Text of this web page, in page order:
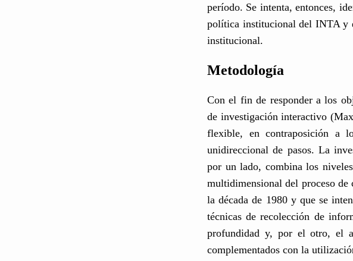
período. Se intenta, entonces,
política institucional del INTA y
institucional.
Metodología
Con el fin de responder a los
de investigación interactivo
flexible, en contraposición a
unidireccional de pasos. La
por un lado, combina los
multidimensional del proceso
la década de 1980 y que se
técnicas de recolección de
profundidad y, por el otro, el
complementados con la